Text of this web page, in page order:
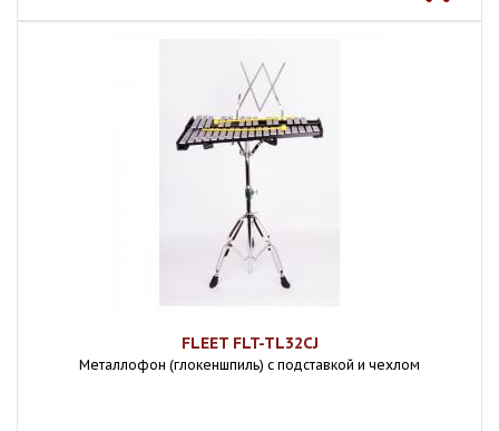
FLEET FLT-TL32CJ
Металлофон (глокеншпиль) с подставкой и чехлом